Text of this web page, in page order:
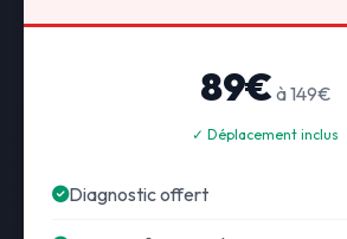
89€ à 149€
✓ Déplacement inclus
Diagnostic offert